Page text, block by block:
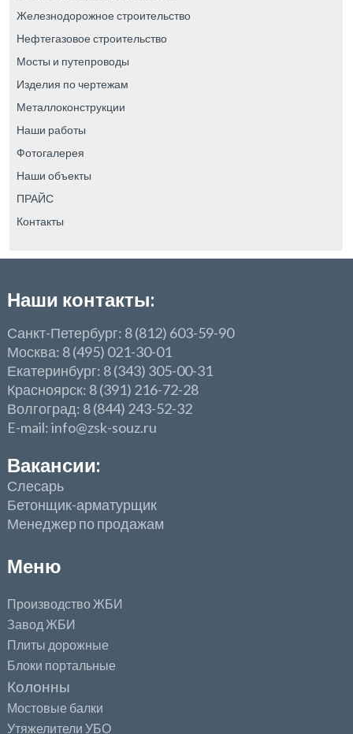
Железнодорожное строительство
Нефтегазовое строительство
Мосты и путепроводы
Изделия по чертежам
Металлоконструкции
Наши работы
Фотогалерея
Наши объекты
ПРАЙС
Контакты
Наши контакты:
Санкт-Петербург: 8 (812) 603-59-90
Москва: 8 (495) 021-30-01
Екатеринбург: 8 (343) 305-00-31
Красноярск: 8 (391) 216-72-28
Волгоград: 8 (844) 243-52-32
E-mail: info@zsk-souz.ru
Вакансии:
Слесарь
Бетонщик-арматурщик
Менеджер по продажам
Меню
Производство ЖБИ
Завод ЖБИ
Плиты дорожные
Блоки портальные
Колонны
Мостовые балки
Утяжелители УБО